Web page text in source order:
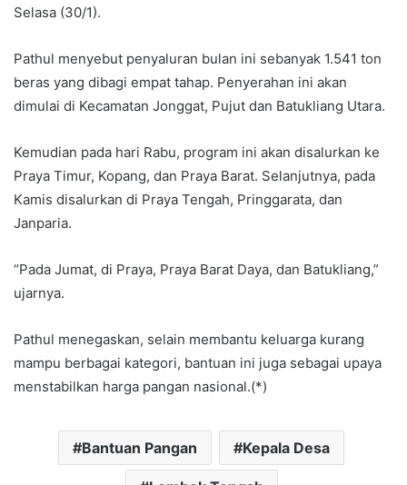
Selasa (30/1).
Pathul menyebut penyaluran bulan ini sebanyak 1.541 ton
beras yang dibagi empat tahap. Penyerahan ini akan
dimulai di Kecamatan Jonggat, Pujut dan Batukliang Utara.
Kemudian pada hari Rabu, program ini akan disalurkan ke
Praya Timur, Kopang, dan Praya Barat. Selanjutnya, pada
Kamis disalurkan di Praya Tengah, Pringgarata, dan
Janparia.
“Pada Jumat, di Praya, Praya Barat Daya, dan Batukliang,”
ujarnya.
Pathul menegaskan, selain membantu keluarga kurang
mampu berbagai kategori, bantuan ini juga sebagai upaya
menstabilkan harga pangan nasional.(*)
Bantuan Pangan Kepala Desa